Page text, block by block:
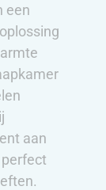
een
aan